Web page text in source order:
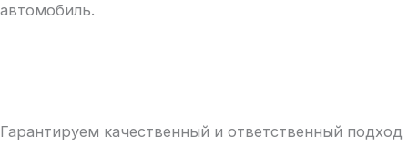
автомобиль.
Гарантируем качественный и ответственный подход